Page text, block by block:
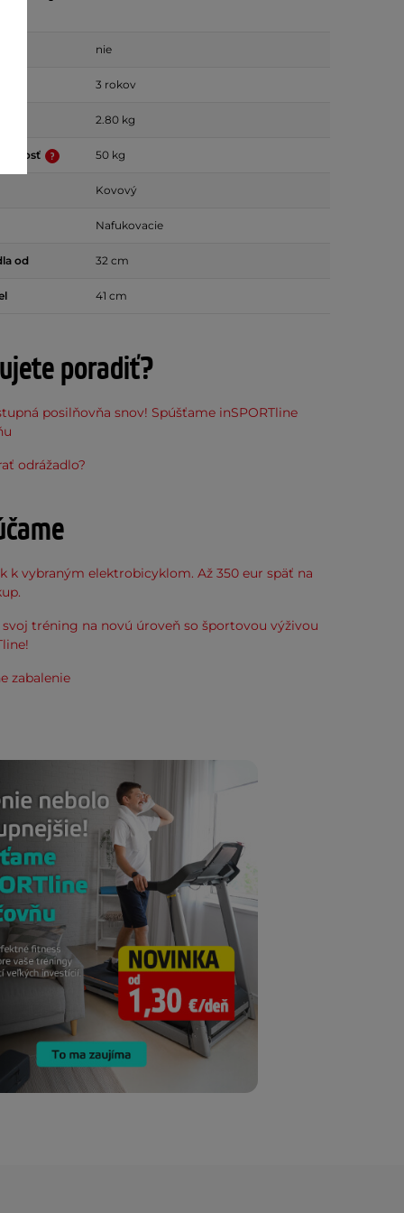
nie
3 rokov
2.80 kg
50 kg
Kovový
Nafukovacie
od 32 cm
41 cm
poradiť?
posilňovňa snov! Spúšťame inSPORTline
odrážadlo?
k vybraným elektrobicyklom. Až 350 eur späť na
svoj tréning na novú úroveň so športovou výživou
zabalenie